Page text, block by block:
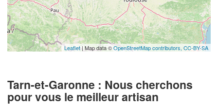
Leaflet | Map data ©OpenStreetMap contributors, CC-BY-SA
Tarn-et-Garonne : Nous cherchons
pour vous le meilleur artisan